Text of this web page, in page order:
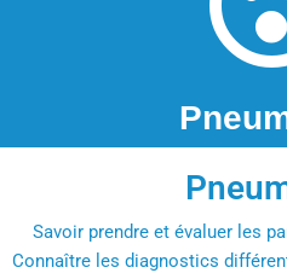
Savoir prendre et évaluer les
Connaître les diagnostics